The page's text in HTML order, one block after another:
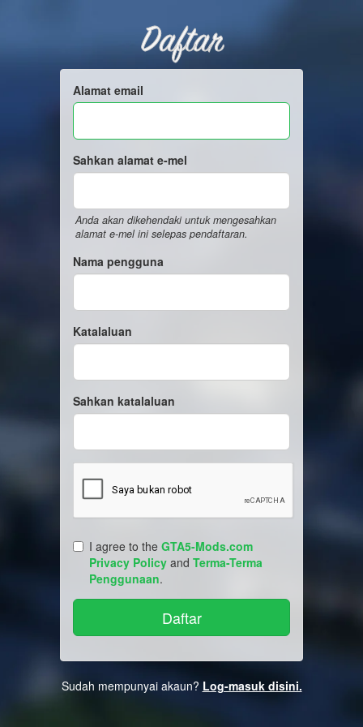
Daftar
Alamat email
Sahkan alamat e-mel
Anda akan dikehendaki untuk mengesahkan
alamat e-mel ini selepas pendaftaran.
Nama pengguna
Katalaluan
Sahkan katalaluan
I agree to the GTA5-Mods.com
Privacy Policy and Terma-Terma
Penggunaan.
Sudah mempunyai akaun? Log-masuk disini.